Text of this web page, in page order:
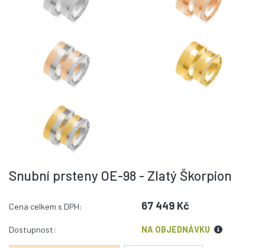
Snubní prsteny OE-98 - Zlatý Škorpion
Cena celkem s DPH: 67 449 Kč
Dostupnost: NA OBJEDNÁVKU